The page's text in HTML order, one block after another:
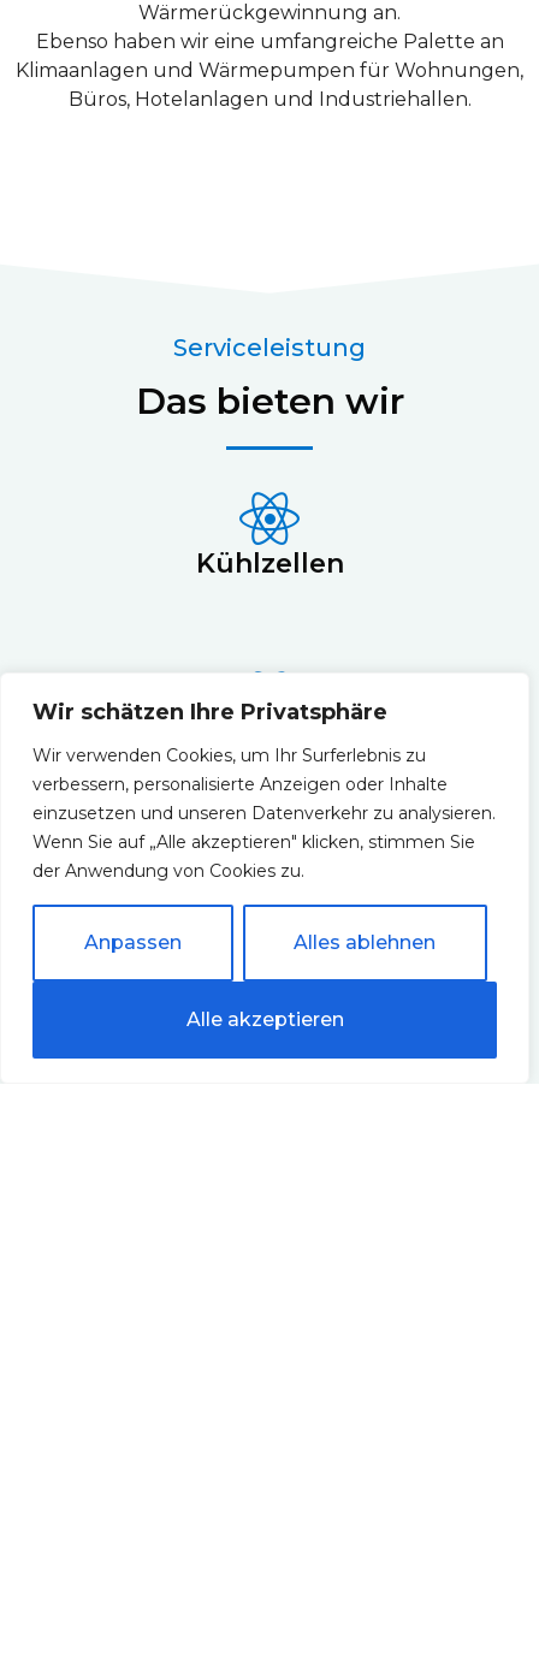
Wir schätzen Ihre Privatsphäre
Wir verwenden Cookies, um Ihr Surferlebnis zu
verbessern, personalisierte Anzeigen oder Inhalte
einzusetzen und unseren Datenverkehr zu analysieren.
Wenn Sie auf „Alle akzeptieren" klicken, stimmen Sie
der Anwendung von Cookies zu.
Anpassen Alles ablehnen
Alle akzeptieren
Wärmerückgewinnung an.
Ebenso haben wir eine umfangreiche Palette an
Klimaanlagen und Wärmepumpen für Wohnungen,
Büros, Hotelanlagen und Industriehallen.
Serviceleistung
Das bieten wir
Kühlzellen
Kühlschränke